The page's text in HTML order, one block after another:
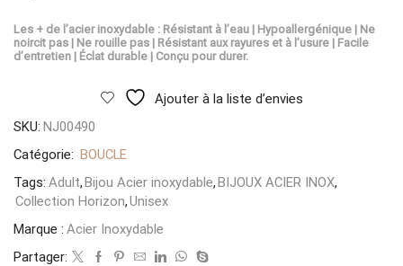
Les + de l’acier inoxydable : Résistant à l’eau | Hypoallergénique | Ne
noircit pas | Ne rouille pas | Résistant aux rayures et à l’usure | Facile
d’entretien | Éclat durable | Conçu pour durer.
Ajouter à la liste d’envies
SKU: NJ00490
Catégorie: BOUCLE
Tags: Adult,Bijou Acier inoxydable,BIJOUX ACIER INOX,
Collection Horizon,Unisex
Marque : Acier Inoxydable
Partager: